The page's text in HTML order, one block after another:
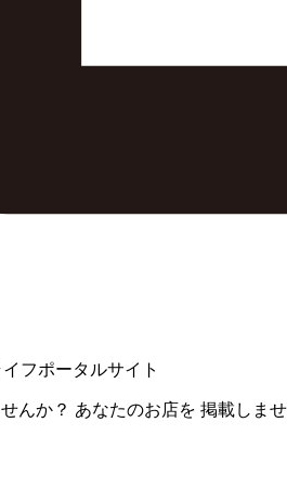
フポータルサイト
んか？ あなたのお店を 掲載しま